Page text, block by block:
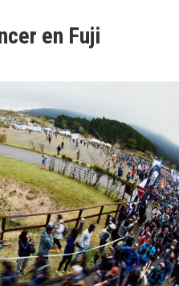
en Fuji